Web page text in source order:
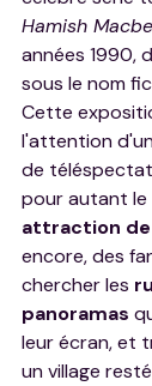
Hamish
années 1990,
sous le nom
Cette
l'attention
de
pour autant
attraction de
encore, des
chercher les
panoramas
leur écran, et
un village